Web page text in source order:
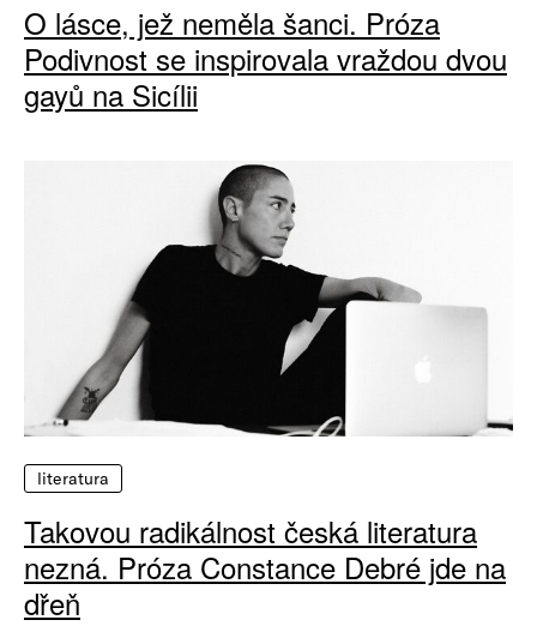
O lásce, jež neměla šanci. Próza
Podivnost se inspirovala vraždou dvou
gayů na Sicílii
literatura
Takovou radikálnost česká literatura
nezná. Próza Constance Debré jde na
dřeň